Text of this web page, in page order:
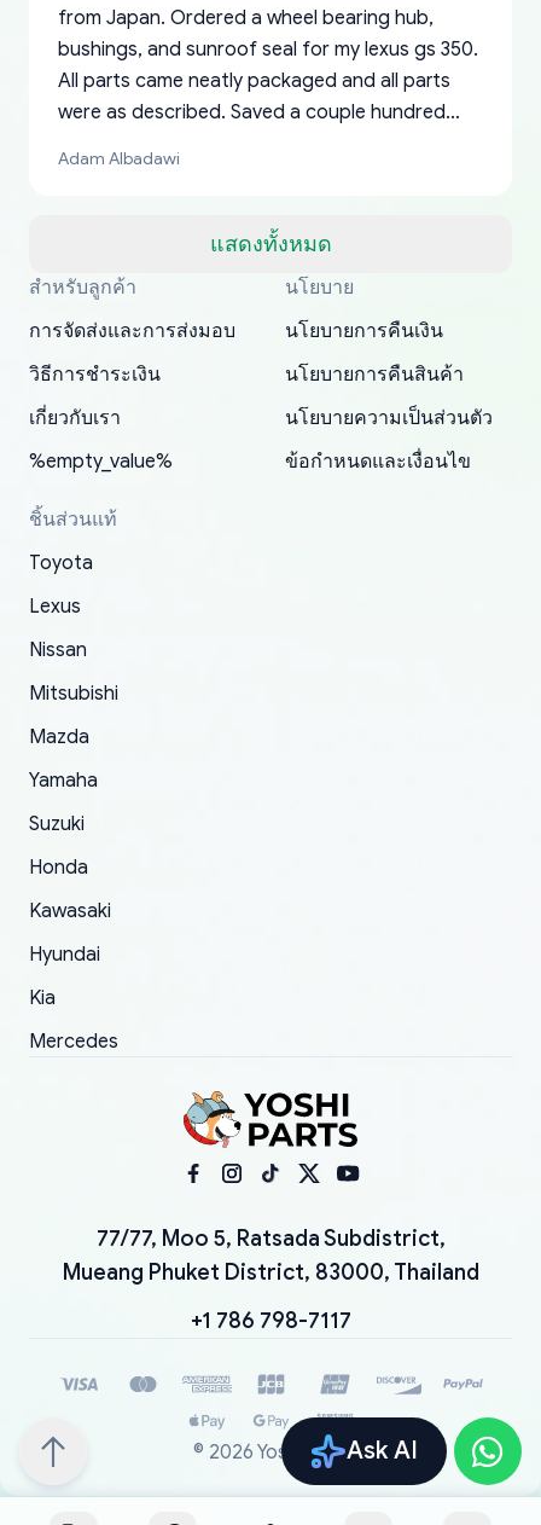
Ask AI
แสดงทั้งหมด
from Japan. Ordered a wheel bearing hub,
bushings, and sunroof seal for my lexus gs 350.
All parts came neatly packaged and all parts
were as described. Saved a couple hundred
a matter of days. Very professional company as
well, I forgot to add my apartment number in
my address and contacted them with the
correct information. They updated my address
promptly. Will 100% be returning to order parts
Adam Albadawi
Thank you, yoshiparts.com for the responsive
customer service and for being a reliable
have ordered from yoshi three times within
2022. The first two orders were received timely
and with no problems. The third order was not
received at all. According to yoshi's shipper, the
parcel was lost somewhere within the U.S.
replacement order was shipped and received.
The only reason for giving them 4 stars instead
order.
South Guam
OEM parts at prices that nobody else can beat.
Fast shipping to USA… I’m happy!
P. Ginez
Basically, this is my 6th time ordering parts for
my XRs (which is hard to find these days). Item
19 delays which is understandable, the package
is packed well! More so, I am genuinely happy
about the updates whether the item I added to
my cart is available or not. It's hassle free, I've
had troubles on my previous orders but they
and giving me updates.
All genuine oem parts all in perfect condition I
have told everyone about this site very reliable
appreciate everything.
Jay W
I am so shocked at good time, all just because
needed parts for making my cars more
mudguards,flares ) area insane good shape for
my VDJ79, thank you yoshi, for caring
packaging and also because i can look for all
parts needed for upgrading from LX to VX
toyota!.
YANAN RAMIREZ GONZALEZ
สำหรับลูกค้า
การจัดส่งและการส่งมอบ
วิธีการชำระเงิน
เกี่ยวกับเรา
%empty_value%
นโยบาย
นโยบายการคืนเงิน
นโยบายการคืนสินค้า
นโยบายความเป็นส่วนตัว
ข้อกำหนดและเงื่อนไข
ชิ้นส่วนแท้
Toyota
Lexus
Nissan
Mitsubishi
Mazda
Yamaha
Suzuki
Honda
Kawasaki
Hyundai
Kia
Mercedes
77/77, Moo 5, Ratsada Subdistrict,
Mueang Phuket District, 83000, Thailand
+1 786 798-7117
© 2026 YoshiParts